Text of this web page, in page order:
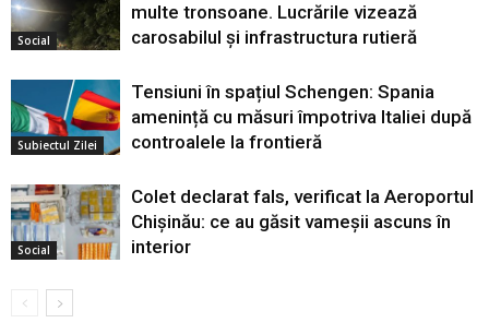
Social
multe tronsoane. Lucrările vizează
carosabilul și infrastructura rutieră
Subiectul Zilei
Tensiuni în spațiul Schengen: Spania
amenință cu măsuri împotriva Italiei după
controalele la frontieră
Social
Colet declarat fals, verificat la Aeroportul
Chișinău: ce au găsit vameșii ascuns în
interior